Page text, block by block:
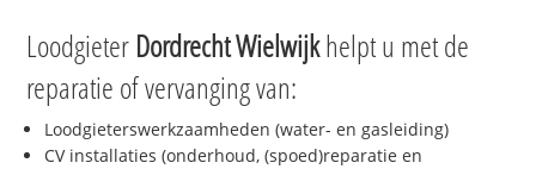
Loodgieter Dordrecht Wielwijkhelpt u met de
reparatie of vervanging van:
Loodgieterswerkzaamheden (water- en gasleiding)
CV installaties (onderhoud, (spoed)reparatie en